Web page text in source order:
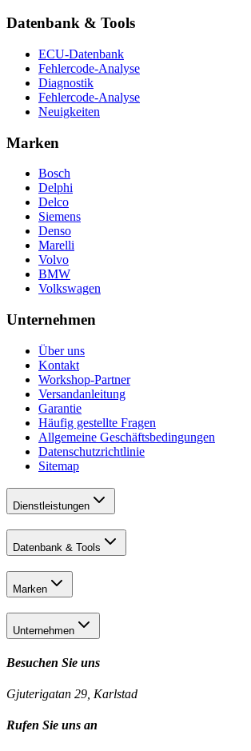
Datenbank & Tools
ECU-Datenbank
Fehlercode-Analyse
Diagnostik
Fehlercode-Analyse
Neuigkeiten
Marken
Bosch
Delphi
Delco
Siemens
Denso
Marelli
Volvo
BMW
Volkswagen
Unternehmen
Über uns
Kontakt
Workshop-Partner
Versandanleitung
Garantie
Häufig gestellte Fragen
Allgemeine Geschäftsbedingungen
Datenschutzrichtlinie
Sitemap
Dienstleistungen
Datenbank & Tools
Marken
Unternehmen
Besuchen Sie uns
Gjuterigatan 29, Karlstad
Rufen Sie uns an